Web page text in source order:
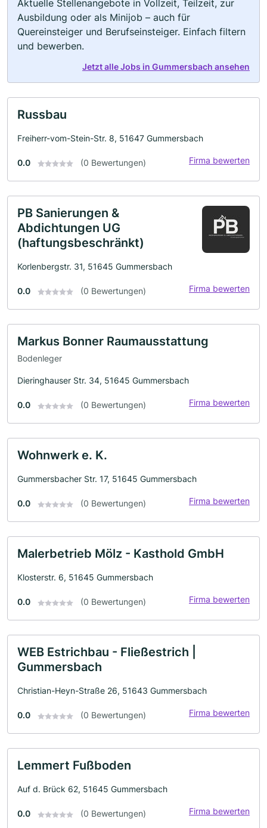
Aktuelle Stellenangebote in Vollzeit, Teilzeit, zur
Ausbildung oder als Minijob – auch für
Quereinsteiger und Berufseinsteiger. Einfach filtern
und bewerben.
Jetzt alle Jobs in Gummersbach ansehen
Russbau
Freiherr-vom-Stein-Str. 8, 51647 Gummersbach
0.0 (0 Bewertungen) Firma bewerten
PB Sanierungen &
Abdichtungen UG
(haftungsbeschränkt)
Korlenbergstr. 31, 51645 Gummersbach
0.0 (0 Bewertungen) Firma bewerten
Markus Bonner Raumausstattung
Bodenleger
Dieringhauser Str. 34, 51645 Gummersbach
0.0 (0 Bewertungen) Firma bewerten
Wohnwerk e. K.
Gummersbacher Str. 17, 51645 Gummersbach
0.0 (0 Bewertungen) Firma bewerten
Malerbetrieb Mölz - Kasthold GmbH
Klosterstr. 6, 51645 Gummersbach
0.0 (0 Bewertungen) Firma bewerten
WEB Estrichbau - Fließestrich |
Gummersbach
Christian-Heyn-Straße 26, 51643 Gummersbach
0.0 (0 Bewertungen) Firma bewerten
Lemmert Fußboden
Auf d. Brück 62, 51645 Gummersbach
0.0 (0 Bewertungen) Firma bewerten